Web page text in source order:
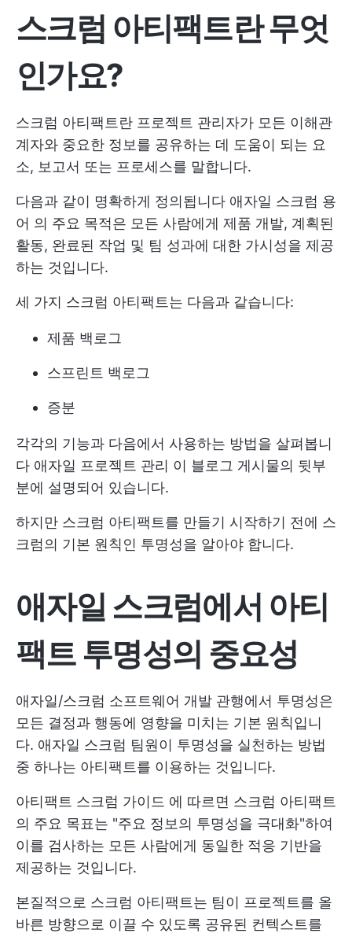
스크럼 아티팩트란 무엇
인가요?
스크럼 아티팩트란 프로젝트 관리자가 모든 이해관
계자와 중요한 정보를 공유하는 데 도움이 되는 요
소, 보고서 또는 프로세스를 말합니다.
다음과 같이 명확하게 정의됩니다 애자일 스크럼 용
어 의 주요 목적은 모든 사람에게 제품 개발, 계획된
활동, 완료된 작업 및 팀 성과에 대한 가시성을 제공
하는 것입니다.
세 가지 스크럼 아티팩트는 다음과 같습니다:
제품 백로그
스프린트 백로그
증분
각각의 기능과 다음에서 사용하는 방법을 살펴봅니
다 애자일 프로젝트 관리 이 블로그 게시물의 뒷부
분에 설명되어 있습니다.
하지만 스크럼 아티팩트를 만들기 시작하기 전에 스
크럼의 기본 원칙인 투명성을 알아야 합니다.
애자일 스크럼에서 아티
팩트 투명성의 중요성
애자일/스크럼 소프트웨어 개발 관행에서 투명성은
모든 결정과 행동에 영향을 미치는 기본 원칙입니
다. 애자일 스크럼 팀원이 투명성을 실천하는 방법
중 하나는 아티팩트를 이용하는 것입니다.
아티팩트 스크럼 가이드 에 따르면 스크럼 아티팩트
의 주요 목표는 "주요 정보의 투명성을 극대화"하여
이를 검사하는 모든 사람에게 동일한 적응 기반을
제공하는 것입니다.
본질적으로 스크럼 아티팩트는 팀이 프로젝트를 올
바른 방향으로 이끌 수 있도록 공유된 컨텍스트를